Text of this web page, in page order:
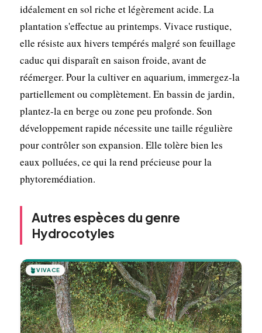
idéalement en sol riche et légèrement acide. La
plantation s'effectue au printemps. Vivace rustique,
elle résiste aux hivers tempérés malgré son feuillage
caduc qui disparaît en saison froide, avant de
réémerger. Pour la cultiver en aquarium, immergez-la
partiellement ou complètement. En bassin de jardin,
plantez-la en berge ou zone peu profonde. Son
développement rapide nécessite une taille régulière
pour contrôler son expansion. Elle tolère bien les
eaux polluées, ce qui la rend précieuse pour la
phytoremédiation.
Autres espèces du genre
Hydrocotyles
🪴VIVACE